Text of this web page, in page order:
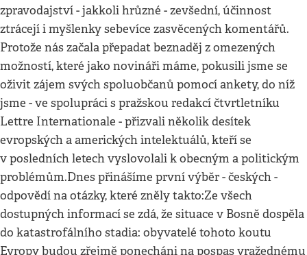
zpravodajství - jakkoli hrůzné - zevšední, účinnost
ztrácejí i myšlenky sebevíce zasvěcených komentářů.
Protože nás začala přepadat beznaděj z omezených
možností, které jako novináři máme, pokusili jsme se
oživit zájem svých spoluobčanů pomocí ankety, do níž
jsme - ve spolupráci s pražskou redakcí čtvrtletníku
Lettre Internationale - přizvali několik desítek
evropských a amerických intelektuálů, kteří se
v posledních letech vyslovolali k obecným a politickým
problémům.Dnes přinášíme první výběr - českých -
odpovědí na otázky, které zněly takto:Ze všech
dostupných informací se zdá, že situace v Bosně dospěla
do katastrofálního stadia: obyvatelé tohoto koutu
Evropy budou zřejmě ponecháni na pospas vražednému